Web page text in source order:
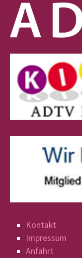
Kontakt
Impressum
Anfahrt